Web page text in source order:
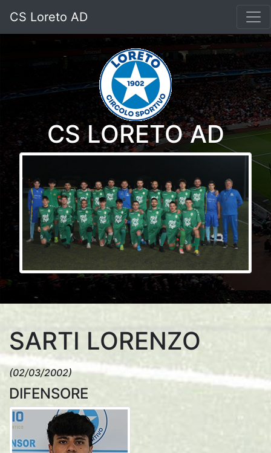
CS Loreto AD
CS LORETO AD
SARTI LORENZO
(02/03/2002)
DIFENSORE